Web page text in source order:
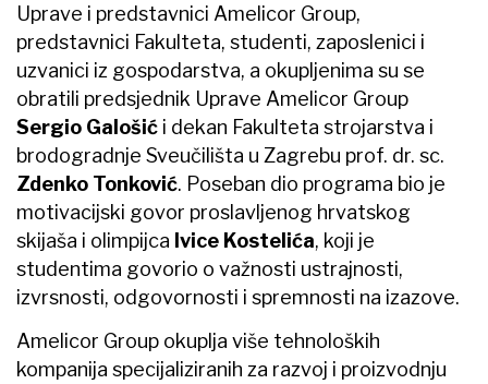
Uprave i predstavnici Amelicor Group,
predstavnici Fakulteta, studenti, zaposlenici i
uzvanici iz gospodarstva, a okupljenima su se
obratili predsjednik Uprave Amelicor Group
Sergio Galošić i dekan Fakulteta strojarstva i
brodogradnje Sveučilišta u Zagrebu prof. dr. sc.
Zdenko Tonković. Poseban dio programa bio je
motivacijski govor proslavljenog hrvatskog
skijaša i olimpijca Ivice Kostelića, koji je
studentima govorio o važnosti ustrajnosti,
izvrsnosti, odgovornosti i spremnosti na izazove.
Amelicor Group okuplja više tehnoloških
kompanija specijaliziranih za razvoj i proizvodnju